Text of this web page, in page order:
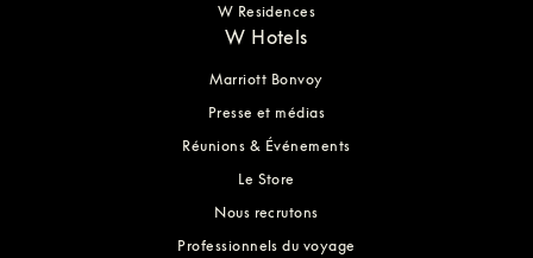
W Residences
W Hotels
Marriott Bonvoy
Presse et médias
Réunions & Événements
Le Store
Nous recrutons
Professionnels du voyage